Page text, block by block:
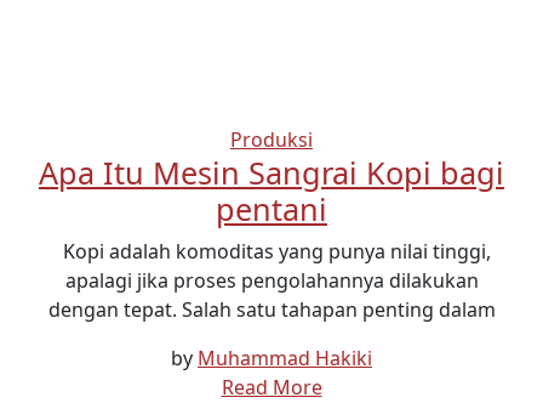
Produksi
Apa Itu Mesin Sangrai Kopi bagi
pentani
Kopi adalah komoditas yang punya nilai tinggi,
apalagi jika proses pengolahannya dilakukan
dengan tepat. Salah satu tahapan penting dalam
by Muhammad Hakiki
Read More